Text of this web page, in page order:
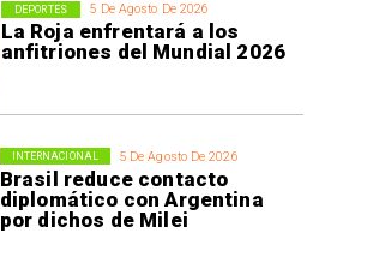
5 De Agosto De 2026
La Roja enfrentará a los
anfitriones del Mundial 2026
DEPORTES
5 De Agosto De 2026
Brasil reduce contacto
diplomático con Argentina
por dichos de Milei
INTERNACIONAL